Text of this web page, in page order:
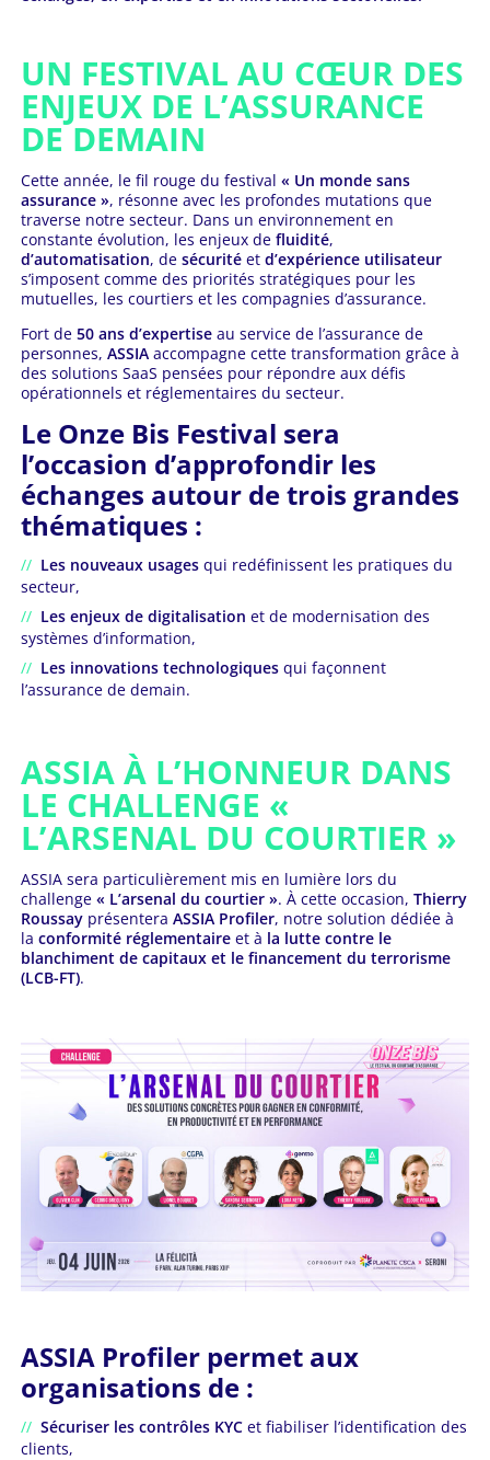
UN FESTIVAL AU CŒUR DES
ENJEUX DE L’ASSURANCE
DE DEMAIN
Cette année, le fil rouge du festival « Un monde sans
assurance », résonne avec les profondes mutations que
traverse notre secteur. Dans un environnement en
constante évolution, les enjeux de fluidité,
d’automatisation, de sécuritéet d’expérience utilisateur
s’imposent comme des priorités stratégiques pour les
mutuelles, les courtiers et les compagnies d’assurance.
Fort de 50 ans d’expertiseau service de l’assurance de
personnes, ASSIAaccompagne cette transformation grâce à
des solutions SaaS pensées pour répondre aux défis
opérationnels et réglementaires du secteur.
Le Onze Bis Festival sera
l’occasion d’approfondir les
échanges autour de trois grandes
thématiques :
Les nouveaux usagesqui redéfinissent les pratiques du
secteur,
Les enjeux de digitalisation et de modernisation des
systèmes d’information,
Les innovations technologiquesqui façonnent
l’assurance de demain.
ASSIA À L’HONNEUR DANS
LE CHALLENGE «
L’ARSENAL DU COURTIER »
ASSIA sera particulièrement mis en lumière lors du
challenge « L’arsenal du courtier ». À cette occasion, Thierry
Roussayprésentera ASSIA Profiler, notre solution dédiée à
la conformité réglementaireet à la lutte contre le
blanchiment de capitaux et le financement du terrorisme
(LCB-FT).
ASSIA Profiler permet aux
organisations de :
Sécuriser les contrôles KYCet fiabiliser l’identification des
clients,